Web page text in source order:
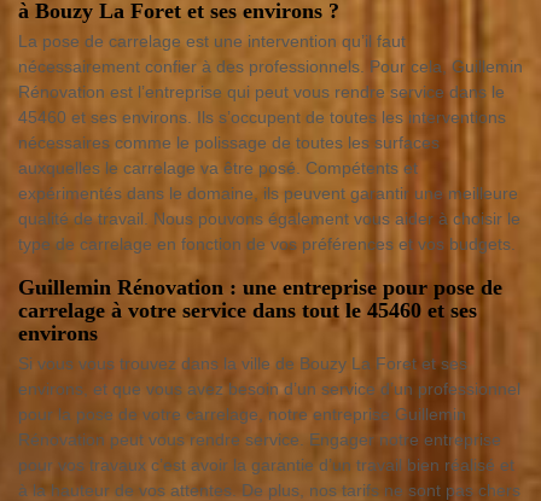
à Bouzy La Foret et ses environs ?
La pose de carrelage est une intervention qu’il faut
nécessairement confier à des professionnels. Pour cela, Guillemin
Rénovation est l’entreprise qui peut vous rendre service dans le
45460 et ses environs. Ils s’occupent de toutes les interventions
nécessaires comme le polissage de toutes les surfaces
auxquelles le carrelage va être posé. Compétents et
expérimentés dans le domaine, ils peuvent garantir une meilleure
qualité de travail. Nous pouvons également vous aider à choisir le
type de carrelage en fonction de vos préférences et vos budgets.
Guillemin Rénovation : une entreprise pour pose de
carrelage à votre service dans tout le 45460 et ses
environs
Si vous vous trouvez dans la ville de Bouzy La Foret et ses
environs, et que vous avez besoin d’un service d’un professionnel
pour la pose de votre carrelage, notre entreprise Guillemin
Rénovation peut vous rendre service. Engager notre entreprise
pour vos travaux c’est avoir la garantie d’un travail bien réalisé et
à la hauteur de vos attentes. De plus, nos tarifs ne sont pas chers